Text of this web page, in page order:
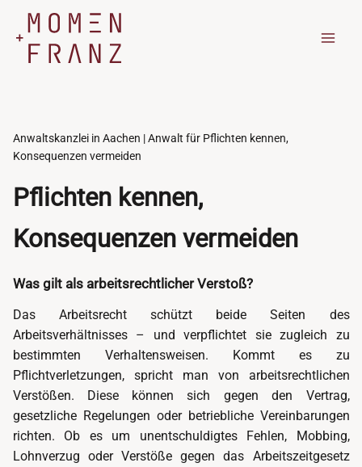
Inhalt
springen
Anwaltskanzlei in Aachen | Anwalt für Pflichten kennen,
Konsequenzen vermeiden
Pflichten kennen,
Konsequenzen vermeiden
Was gilt als arbeitsrechtlicher Verstoß?
Das Arbeitsrecht schützt beide Seiten des
Arbeitsverhältnisses – und verpflichtet sie zugleich zu
bestimmten Verhaltensweisen. Kommt es zu
Pflichtverletzungen, spricht man von arbeitsrechtlichen
Verstößen. Diese können sich gegen den Vertrag,
gesetzliche Regelungen oder betriebliche Vereinbarungen
richten. Ob es um unentschuldigtes Fehlen, Mobbing,
Lohnverzug oder Verstöße gegen das Arbeitszeitgesetz